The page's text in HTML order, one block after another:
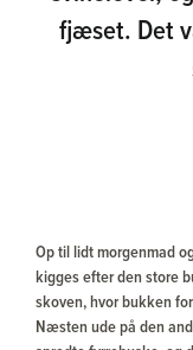
fjæset. Det
Op til lidt morgenmad
der kigges efter den
skoven, hvor bukken
Næsten ude på den
spredte fyrrebuske, og